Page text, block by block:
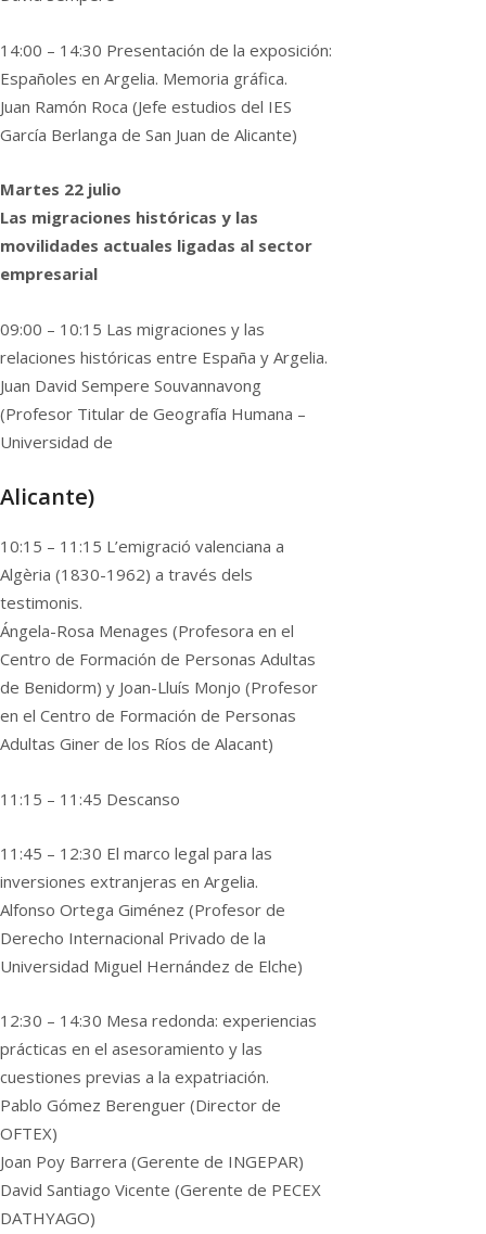
14:00 – 14:30 Presentación de la exposición:
Españoles en Argelia. Memoria gráfica.
Juan Ramón Roca (Jefe estudios del IES
García Berlanga de San Juan de Alicante)
Martes 22 julio
Las migraciones históricas y las
movilidades actuales ligadas al sector
empresarial
09:00 – 10:15 Las migraciones y las
relaciones históricas entre España y Argelia.
Juan David Sempere Souvannavong
(Profesor Titular de Geografía Humana –
Universidad de
Alicante)
10:15 – 11:15 L’emigració valenciana a
Algèria (1830-1962) a través dels
testimonis.
Ángela-Rosa Menages (Profesora en el
Centro de Formación de Personas Adultas
de Benidorm) y Joan-Lluís Monjo (Profesor
en el Centro de Formación de Personas
Adultas Giner de los Ríos de Alacant)
11:15 – 11:45 Descanso
11:45 – 12:30 El marco legal para las
inversiones extranjeras en Argelia.
Alfonso Ortega Giménez (Profesor de
Derecho Internacional Privado de la
Universidad Miguel Hernández de Elche)
12:30 – 14:30 Mesa redonda: experiencias
prácticas en el asesoramiento y las
cuestiones previas a la expatriación.
Pablo Gómez Berenguer (Director de
OFTEX)
Joan Poy Barrera (Gerente de INGEPAR)
David Santiago Vicente (Gerente de PECEX
DATHYAGO)